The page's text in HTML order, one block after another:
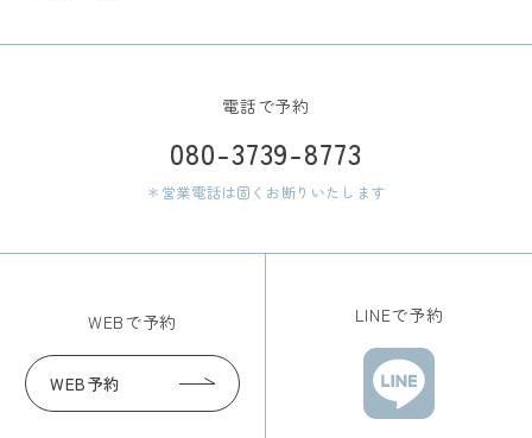
電話で予約
080-3739-8773
＊営業電話は固くお断りいたします
WEBで予約
WEB予約
LINEで予約